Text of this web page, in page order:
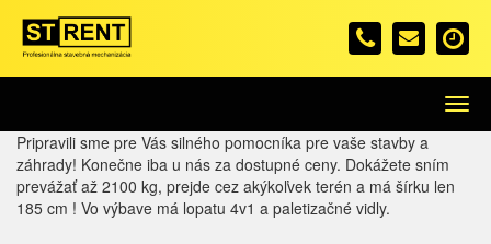
Pripravili sme pre Vás silného pomocníka pre vaše stavby a
záhrady! Konečne iba u nás za dostupné ceny. Dokážete sním
prevážať až 2100 kg, prejde cez akýkoľvek terén a má šírku len
185 cm ! Vo výbave má lopatu 4v1 a paletizačné vidly.